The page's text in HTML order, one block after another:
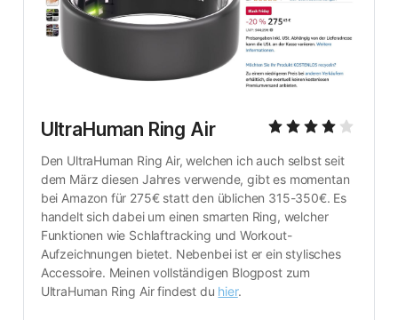
UltraHuman Ring Air
Den UltraHuman Ring Air, welchen ich auch selbst seit
dem März diesen Jahres verwende, gibt es momentan
bei Amazon für 275€ statt den üblichen 315-350€. Es
handelt sich dabei um einen smarten Ring, welcher
Funktionen wie Schlaftracking und Workout-
Aufzeichnungen bietet. Nebenbei ist er ein stylisches
Accessoire. Meinen vollständigen Blogpost zum
UltraHuman Ring Air findest du hier.